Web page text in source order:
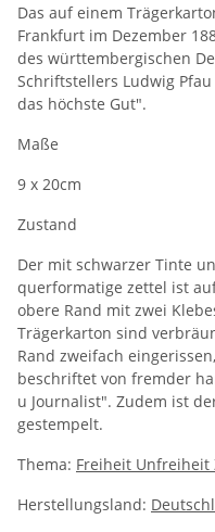
Das auf einem
Frankfurt im Dezember
des württembergischen
Schriftstellers Ludwig
das höchste Gut".
Maße
9 x 20cm
Zustand
Der mit schwarzer Tinte
querformatige zettel ist
obere Rand mit zwei
Trägerkarton sind
Rand zweifach
beschriftet von fremder
u Journalist". Zudem ist
gestempelt.
Thema: Freiheit Unfreiheit
Herstellungsland: